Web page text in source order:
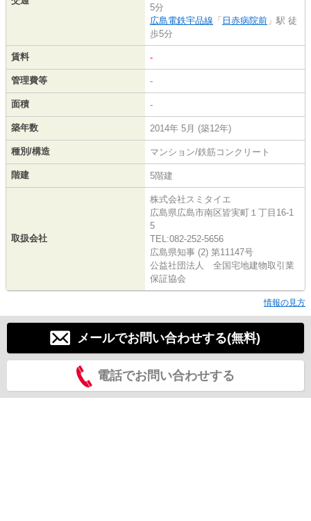
5分
広島電鉄宇品線 「 日赤病院前 」駅 徒
歩5分
賃料 -
管理費等 -
面積 -
築年数 2014年 5月 (築12年)
種別/構造 マンション/鉄筋コンクリート
階建 5階建
取扱会社
株式会社スミタイエ
広島県広島市南区皆実町１丁目16-1
5
TEL:082-252-5656
広島県知事 (2) 第11147号
公益社団法人 全国宅地建物取引業
保証協会
情報の見方
メールでお問い合わせする(無料)
電話でお問い合わせする